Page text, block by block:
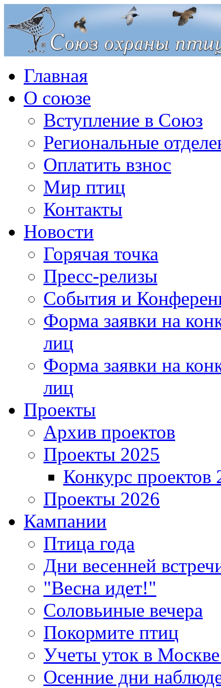
Главная
О союзе
Вступление в Союз
Региональные
Оплатить взнос
Мир птиц
Контакты
Новости
Горячая точка
Пресс-релизы
События и
Форма заявки на
лиц
Форма заявки на
лиц
Проекты
Архив проектов
Проекты 2025
Конкурс проектов
Проекты 2026
Кампании
Птица года
Дни весенней
"Весна идет!"
Соловьиные вечера
Покормите птиц
Учеты уток в
Осенние дни